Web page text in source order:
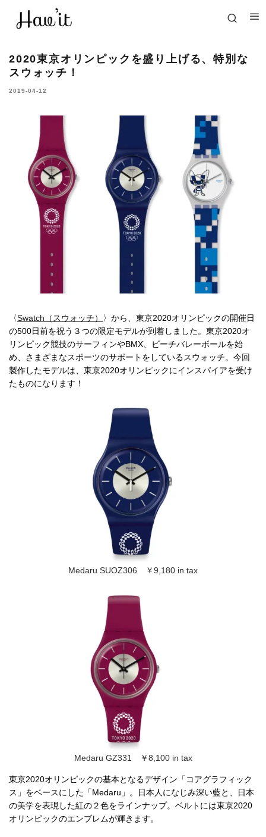
2020東京オリンピックを盛り上げる、特別な
スウォッチ！
2019-04-12
〈Swatch（スウォッチ）
〉から、東京2020オリンピックの開催日
の500日前を祝う３つの限定モデルが到着しました。東京2020オ
リンピック競技のサーフィンやBMX、ビーチバレーボールを始
め、さまざまなスポーツのサポートをしているスウォッチ。今回
製作したモデルは、東京2020オリンピックにインスパイアを受け
たものになります！
Medaru SUOZ306 ￥9,180 in tax
Medaru GZ331 ￥8,100 in tax
東京2020オリンピックの基本となるデザイン「コアグラフィック
ス」をベースにした「Medaru」。日本人になじみ深い藍と、日本
の美学を表現した紅の２色をラインナップ。ベルトには東京2020
オリンピックのエンブレムが輝きます。